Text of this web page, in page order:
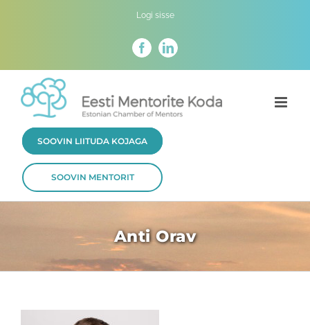
Logi sisse
FacebookLinkedIn
SOOVIN LIITUDA KOJAGA
SOOVIN MENTORIT
Anti Orav